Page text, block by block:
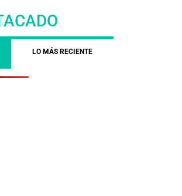
LO MÁS RECIENTE